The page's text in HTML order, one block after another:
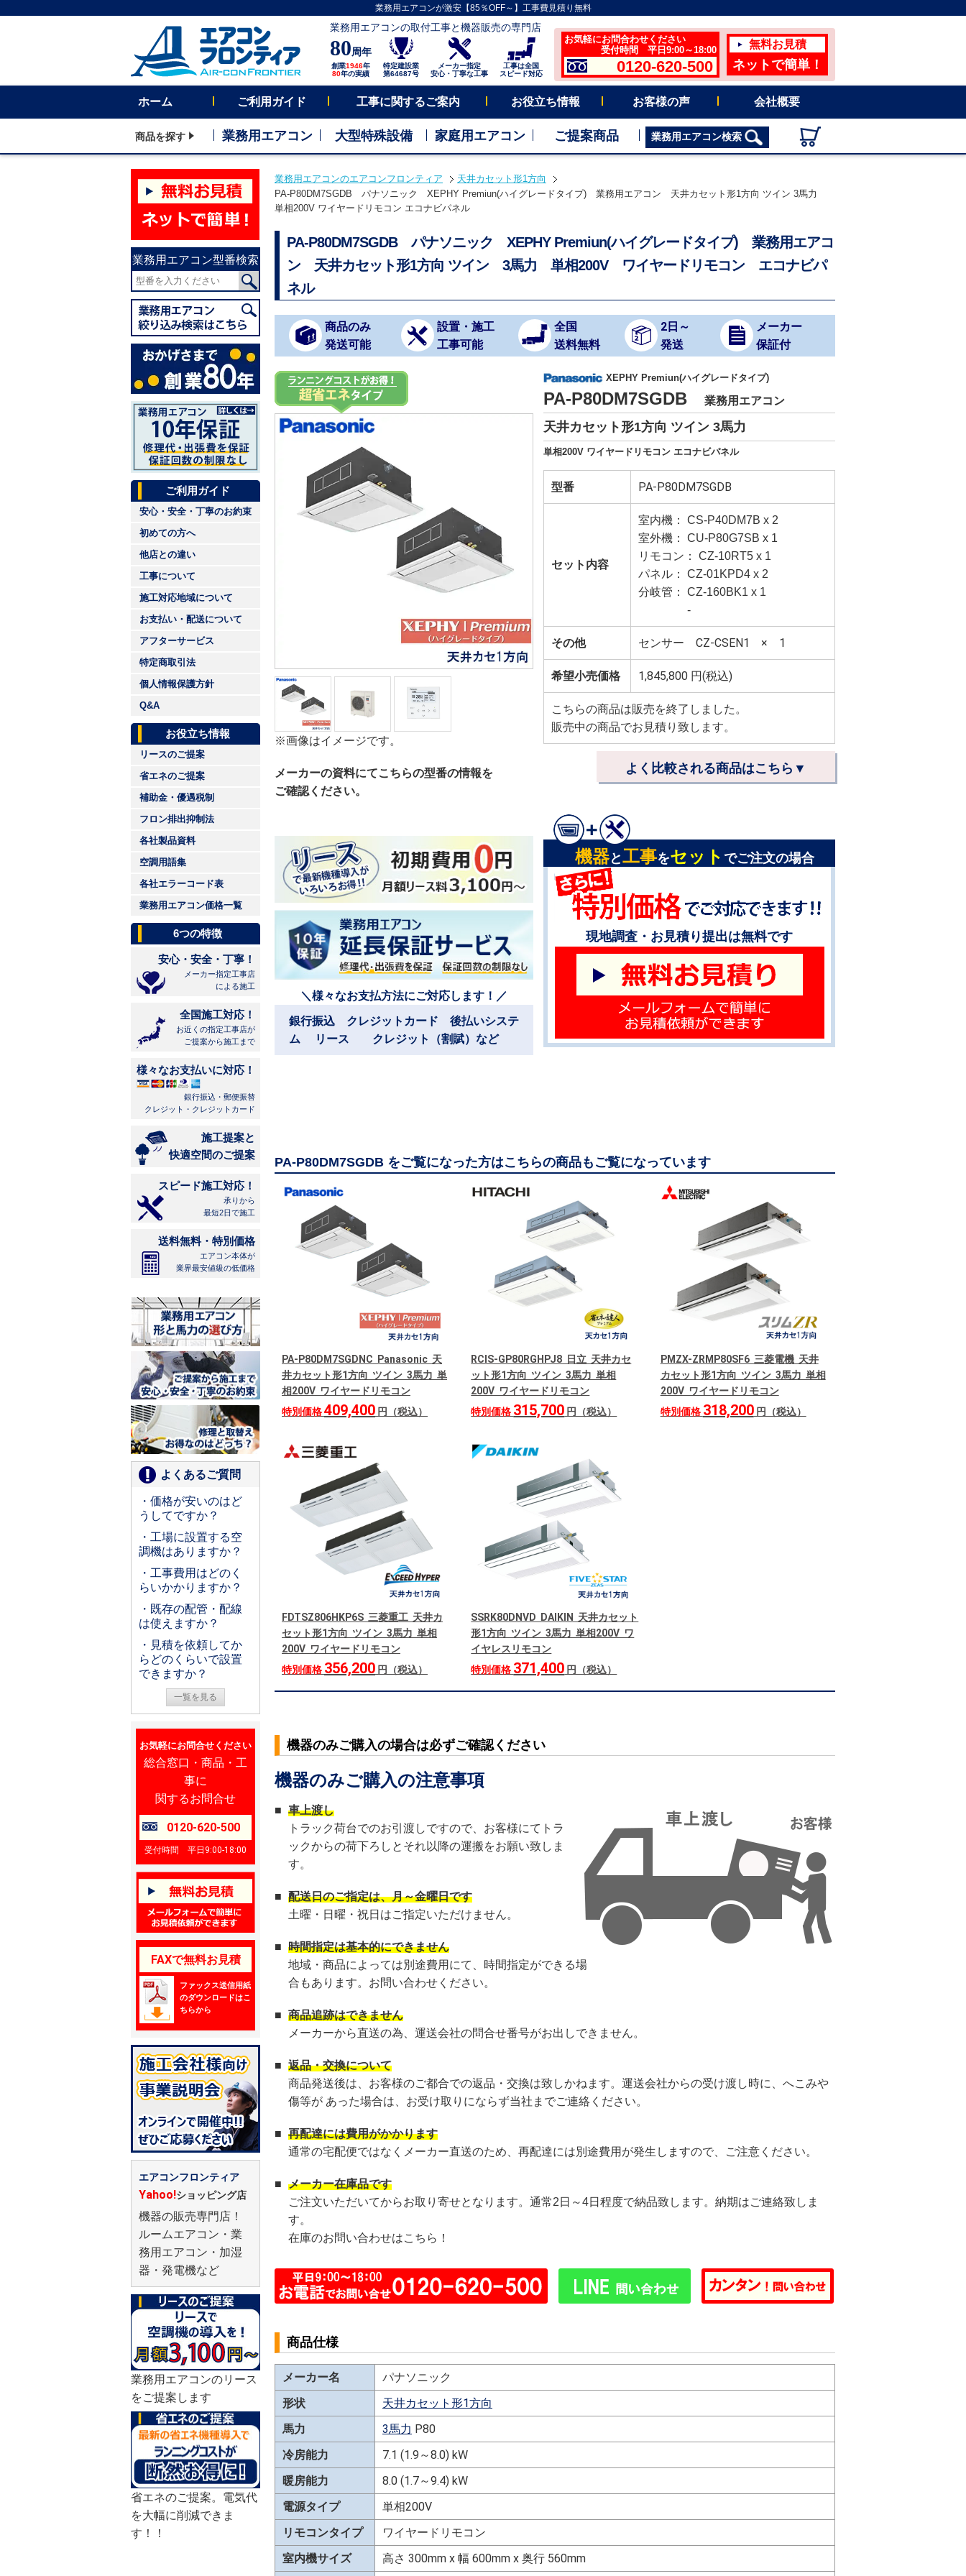
業務用エアコンが激安【85％OFF～】工事費見積り無料
業務用エアコンの取付工事と機器販売の専門店
80周年
創業1946年
80年の実績
特定建設業
第64687号
メーカー指定
安心・丁寧な工事
工事は全国
スピード対応
お気軽にお問合わせください
受付時間 平日9:00～18:00
0120-620-500
無料お見積
ネットで簡単！
ホーム ご利用ガイド 工事に関するご案内 お役立ち情報 お客様の声 会社概要
商品を探す 業務用エアコン 大型特殊設備 家庭用エアコン ご提案商品 業務用エアコン検索
業務用エアコン型番検索
ご利用ガイド
安心・安全・丁寧のお約束
初めての方へ
他店との違い
工事について
施工対応地域について
お支払い・配送について
アフターサービス
特定商取引法
個人情報保護方針
Q&A
お役立ち情報
リースのご提案
省エネのご提案
補助金・優遇税制
フロン排出抑制法
各社製品資料
空調用語集
各社エラーコード表
業務用エアコン価格一覧
6つの特徴
安心・安全・丁寧！
メーカー指定工事店
による施工
全国施工対応！
お近くの指定工事店が
ご提案から施工まで
様々なお支払いに対応！
銀行振込・郵便振替
クレジット・クレジットカード
施工提案と
快適空間のご提案
スピード施工対応！
承りから
最短2日で施工
送料無料・特別価格
エアコン本体が
業界最安値級の低価格
よくあるご質問
・価格が安いのはど
うしてですか？
・工場に設置する空
調機はありますか？
・工事費用はどのく
らいかかりますか？
・既存の配管・配線
は使えますか？
・見積を依頼してか
らどのくらいで設置
できますか？
一覧を見る
お気軽にお問合せください
総合窓口・商品・工
事に
関するお問合せ
0120-620-500
受付時間 平日9:00-18:00
FAXで無料お見積
ファックス送信用紙
のダウンロードはこ
ちらから
エアコンフロンティア
Yahoo!ショッピング店
機器の販売専門店！
ルームエアコン・業
務用エアコン・加湿
器・発電機など
業務用エアコンのリース
をご提案します
省エネのご提案。電気代
を大幅に削減できま
す！！
業務用エアコンのエアコンフロンティア
天井カセット形1方向
PA-P80DM7SGDB パナソニック XEPHY Premiun(ハイグレードタイプ) 業務用エアコン 天井カセット形1方向 ツイン 3馬力
単相200V ワイヤードリモコン エコナビパネル
PA-P80DM7SGDB パナソニック XEPHY Premiun(ハイグレードタイプ) 業務用エアコ
ン 天井カセット形1方向 ツイン 3馬力 単相200V ワイヤードリモコン エコナビパ
ネル
商品のみ
発送可能
設置・施工
工事可能
全国
送料無料
2日～
発送
メーカー
保証付
※画像はイメージです。
メーカーの資料にてこちらの型番の情報を
ご確認ください。
XEPHY Premiun(ハイグレードタイプ)
PA-P80DM7SGDB 業務用エアコン
天井カセット形1方向 ツイン 3馬力
単相200V ワイヤードリモコン エコナビパネル
型番 PA-P80DM7SGDB
セット内容
室内機： CS-P40DM7B x 2
室外機： CU-P80G7SB x 1
リモコン： CZ-10RT5 x 1
パネル： CZ-01KPD4 x 2
分岐管： CZ-160BK1 x 1
-
その他 センサー CZ-CSEN1 × 1
希望小売価格 1,845,800 円(税込)
こちらの商品は販売を終了しました。
販売中の商品でお見積り致します。
よく比較される商品はこちら▼
＼様々なお支払方法にご対応します！／
銀行振込 クレジットカード 後払いシステ
ム リース クレジット（割賦）など
機器と工事をセット でご注文の場合
現地調査・お見積り提出は無料です
PA-P80DM7SGDB をご覧になった方はこちらの商品もご覧になっています
PA-P80DM7SGDNC Panasonic 天
井カセット形1方向 ツイン 3馬力 単
相200V ワイヤードリモコン
特別価格409,400 円（税込）
RCIS-GP80RGHPJ8 日立 天井カセ
ット形1方向 ツイン 3馬力 単相
200V ワイヤードリモコン
特別価格 315,700 円（税込）
PMZX-ZRMP80SF6 三菱電機 天井
カセット形1方向 ツイン 3馬力 単相
200V ワイヤードリモコン
特別価格 318,200円（税込）
FDTSZ806HKP6S 三菱重工 天井カ
セット形1方向 ツイン 3馬力 単相
200V ワイヤードリモコン
特別価格 356,200 円（税込）
SSRK80DNVD DAIKIN 天井カセット
形1方向 ツイン 3馬力 単相200V ワ
イヤレスリモコン
特別価格 371,400 円（税込）
機器のみご購入の場合は必ずご確認ください
機器のみご購入の注意事項
■ 車上渡し
トラック荷台でのお引渡しですので、お客様にてトラ
ックからの荷下ろしとそれ以降の運搬をお願い致しま
す。
■ 配送日のご指定は、月～金曜日です
土曜・日曜・祝日はご指定いただけません。
■ 時間指定は基本的にできません
地域・商品によっては別途費用にて、時間指定ができる場
合もあります。お問い合わせください。
■ 商品追跡はできません
メーカーから直送の為、運送会社の問合せ番号がお出しできません。
■ 返品・交換について
商品発送後は、お客様のご都合での返品・交換は致しかねます。運送会社からの受け渡し時に、へこみや
傷等が あった場合は、お受け取りにならず当社までご連絡ください。
■ 再配達には費用がかかります
通常の宅配便ではなくメーカー直送のため、再配達には別途費用が発生しますので、ご注意ください。
■ メーカー在庫品です
ご注文いただいてからお取り寄せとなります。通常2日～4日程度で納品致します。納期はご連絡致しま
す。
在庫のお問い合わせはこちら！
商品仕様
メーカー名
パナソニック
形状
天井カセット形1方向
馬力
3馬力 P80
冷房能力
7.1 (1.9～8.0) kW
暖房能力
8.0 (1.7～9.4) kW
電源タイプ
単相200V
リモコンタイプ
ワイヤードリモコン
室内機サイズ
高さ 300mm x 幅 600mm x 奥行 560mm